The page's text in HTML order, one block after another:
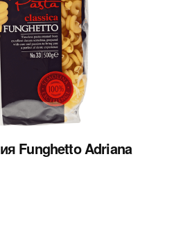
Funghetto Adriana